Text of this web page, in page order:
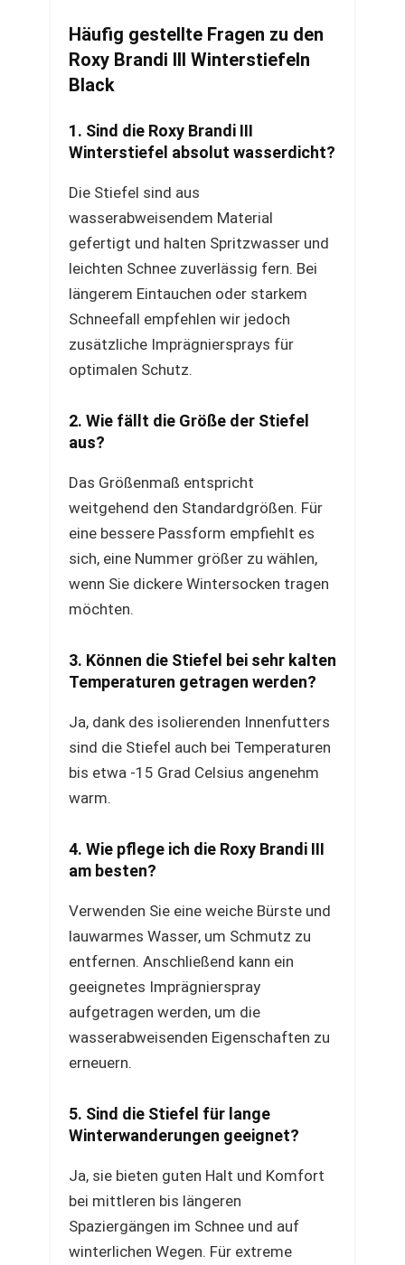
Häufig gestellte Fragen zu den
Roxy Brandi III Winterstiefeln
Black
1. Sind die Roxy Brandi III
Winterstiefel absolut wasserdicht?
Die Stiefel sind aus
wasserabweisendem Material
gefertigt und halten Spritzwasser und
leichten Schnee zuverlässig fern. Bei
längerem Eintauchen oder starkem
Schneefall empfehlen wir jedoch
zusätzliche Imprägniersprays für
optimalen Schutz.
2. Wie fällt die Größe der Stiefel
aus?
Das Größenmaß entspricht
weitgehend den Standardgrößen. Für
eine bessere Passform empfiehlt es
sich, eine Nummer größer zu wählen,
wenn Sie dickere Wintersocken tragen
möchten.
3. Können die Stiefel bei sehr kalten
Temperaturen getragen werden?
Ja, dank des isolierenden Innenfutters
sind die Stiefel auch bei Temperaturen
bis etwa -15 Grad Celsius angenehm
warm.
4. Wie pflege ich die Roxy Brandi III
am besten?
Verwenden Sie eine weiche Bürste und
lauwarmes Wasser, um Schmutz zu
entfernen. Anschließend kann ein
geeignetes Imprägnierspray
aufgetragen werden, um die
wasserabweisenden Eigenschaften zu
erneuern.
5. Sind die Stiefel für lange
Winterwanderungen geeignet?
Ja, sie bieten guten Halt und Komfort
bei mittleren bis längeren
Spaziergängen im Schnee und auf
winterlichen Wegen. Für extreme